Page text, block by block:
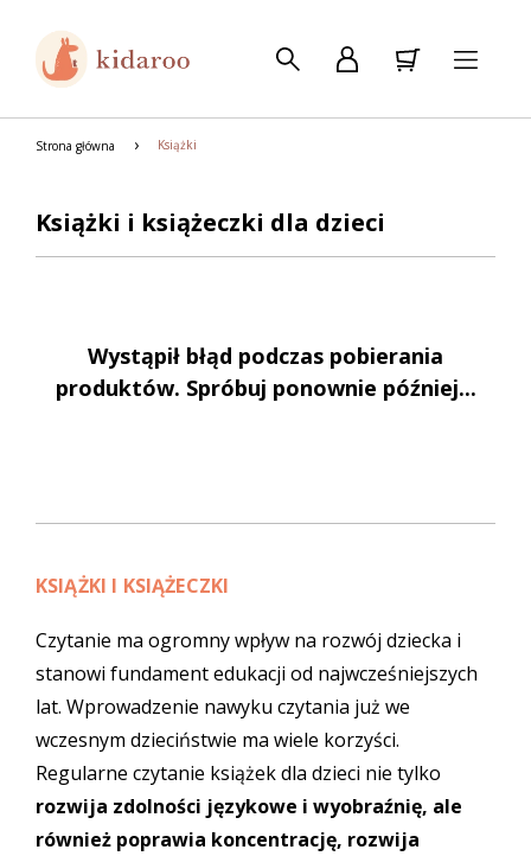
Strona główna Książki
Książki i książeczki dla dzieci
Wystąpił błąd podczas pobierania
produktów. Spróbuj ponownie później...
KSIĄŻKI I KSIĄŻECZKI
Czytanie ma ogromny wpływ na rozwój dziecka i
stanowi fundament edukacji od najwcześniejszych
lat. Wprowadzenie nawyku czytania już we
wczesnym dzieciństwie ma wiele korzyści.
Regularne czytanie książek dla dzieci nie tylko
rozwija zdolności językowe i wyobraźnię, ale
również poprawia koncentrację, rozwija